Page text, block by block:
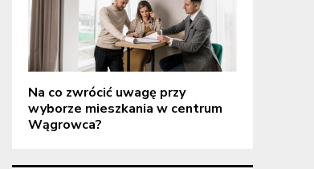
Na co zwrócić uwagę przy
wyborze mieszkania w centrum
Wągrowca?